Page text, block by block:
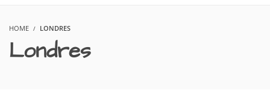
HOME LONDRES
Londres